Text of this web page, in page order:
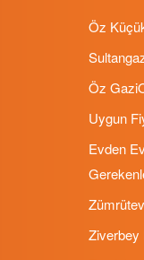
Öz
Öz
Uygun
Evden
Ziverbey